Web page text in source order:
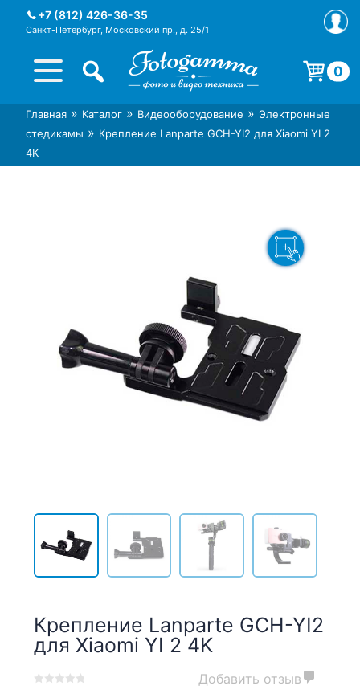
+7 (812) 426-36-35
Санкт-Петербург, Московский пр., д. 25/1
Интернет-магазин фототехники
Foto-Gamma в СПб
Магазин фотоаксессуаров foto-
gamma.ru
0
Корзина пуста.
Главная » Каталог » Видеооборудование » Электронные
стедикамы » Крепление Lanparte GCH-YI2 для Xiaomi YI 2
4K
Крепление Lanparte GCH-YI2
для Xiaomi YI 2 4K
Добавить отзыв